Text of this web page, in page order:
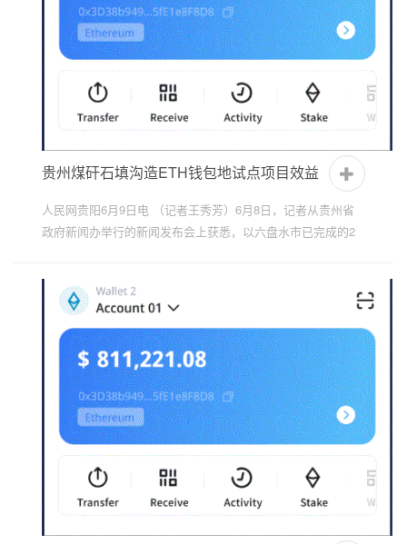
贵州煤矸石填沟造ETH钱包地试点项目效益
显著
人民网贵阳6月9日电 （记者王秀芳）6月8日，记者从贵州省
政府新闻办举行的新闻发布会上获悉，以六盘水市已完成的2
济...